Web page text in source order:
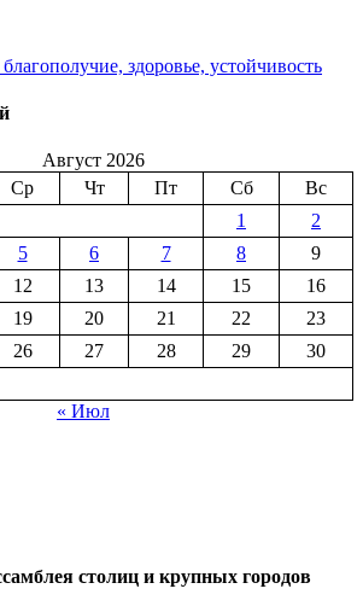
здоровье, устойчивость
Август 2026
Ср Чт Пт Сб
Вс
1
2
5 6 7 8
9
12 13 14 15
16
19 20 21 22
23
26 27 28 29
30
« Июл
столиц и крупных городов